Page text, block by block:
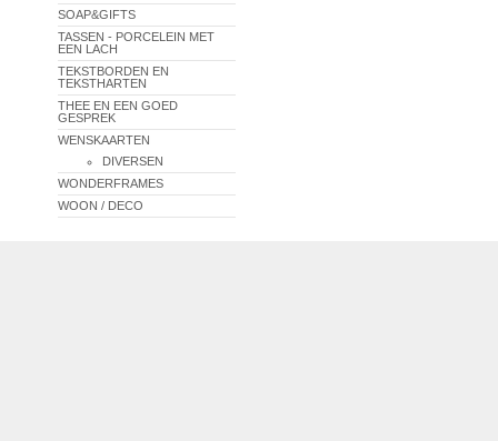
SOAP&GIFTS
TASSEN - PORCELEIN MET
EEN LACH
TEKSTBORDEN EN
TEKSTHARTEN
THEE EN EEN GOED
GESPREK
WENSKAARTEN
DIVERSEN
WONDERFRAMES
WOON / DECO